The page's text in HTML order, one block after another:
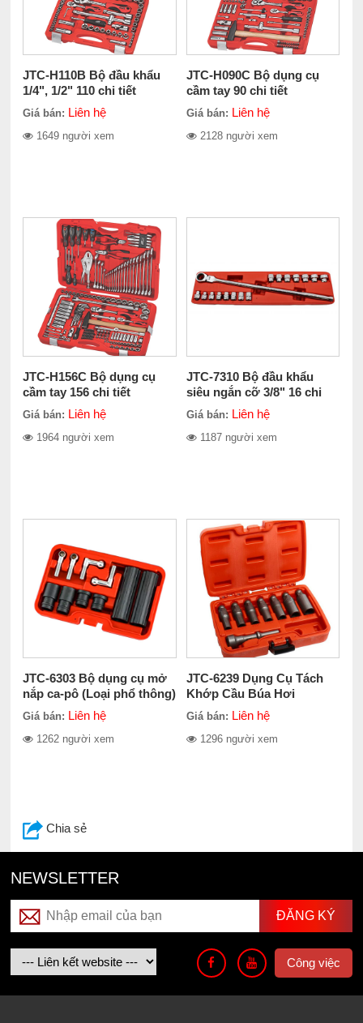
JTC-H110B Bộ đầu khẩu
1/4", 1/2" 110 chi tiết
Giá bán: Liên hệ
1649 người xem
JTC-H090C Bộ dụng cụ
cầm tay 90 chi tiết
Giá bán: Liên hệ
2128 người xem
JTC-H156C Bộ dụng cụ
cầm tay 156 chi tiết
Giá bán: Liên hệ
1964 người xem
JTC-7310 Bộ đầu khẩu
siêu ngắn cỡ 3/8" 16 chi
tiết
Giá bán: Liên hệ
1187 người xem
JTC-6303 Bộ dụng cụ mở
nắp ca-pô (Loại phổ thông)
cho BMW
Giá bán: Liên hệ
1262 người xem
JTC-6239 Dụng Cụ Tách
Khớp Cầu Búa Hơi
Giá bán: Liên hệ
1296 người xem
Chia sẻ
NEWSLETTER
Công việc